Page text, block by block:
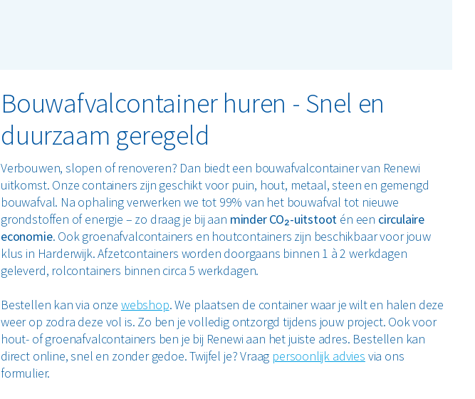
Bouwafvalcontainer huren - Snel en
duurzaam geregeld
Verbouwen, slopen of renoveren? Dan biedt een bouwafvalcontainer van Renewi
uitkomst. Onze containers zijn geschikt voor puin, hout, metaal, steen en gemengd
bouwafval. Na ophaling verwerken we tot 99% van het bouwafval tot nieuwe
grondstoffen of energie – zo draag je bij aan minder CO₂-uitstoot én een circulaire
economie. Ook groenafvalcontainers en houtcontainers zijn beschikbaar voor jouw
klus in Harderwijk. Afzetcontainers worden doorgaans binnen 1 à 2 werkdagen
geleverd, rolcontainers binnen circa 5 werkdagen.
Bestellen kan via onze webshop. We plaatsen de container waar je wilt en halen deze
weer op zodra deze vol is. Zo ben je volledig ontzorgd tijdens jouw project. Ook voor
hout- of groenafvalcontainers ben je bij Renewi aan het juiste adres. Bestellen kan
direct online, snel en zonder gedoe. Twijfel je? Vraag persoonlijk advies via ons
formulier.